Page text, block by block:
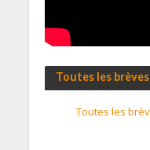
Toutes les
Toutes les